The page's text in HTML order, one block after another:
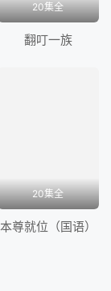
20集全
翻叮一族
20集全
本尊就位（国语）